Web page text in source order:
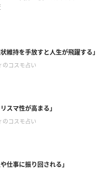
維持を手放すと人生が飛躍する」
のコスモ占い
スマ性が高まる」
のコスモ占い
仕事に振り回される」